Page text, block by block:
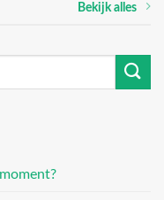
Bekijk alles